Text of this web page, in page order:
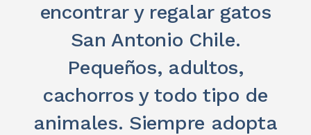
encontrar y regalar gatos
San Antonio Chile.
Pequeños, adultos,
cachorros y todo tipo de
animales. Siempre adopta